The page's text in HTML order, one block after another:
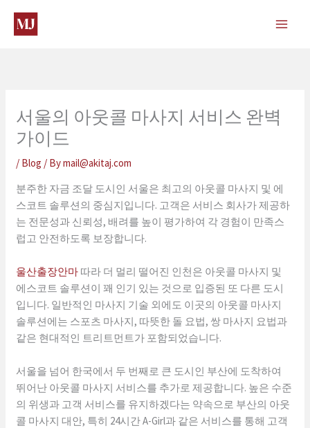
content
서울의 아웃콜 마사지 서비스 완벽
가이드
/ Blog / Bymail@akitaj.com
분주한 자금 조달 도시인 서울은 최고의 아웃콜 마사지 및 에
스코트 솔루션의 중심지입니다. 고객은 서비스 회사가 제공하
는 전문성과 신뢰성, 배려를 높이 평가하여 각 경험이 만족스
럽고 안전하도록 보장합니다.
울산출장안마 따라 더 멀리 떨어진 인천은 아웃콜 마사지 및
에스코트 솔루션이 꽤 인기 있는 것으로 입증된 또 다른 도시
입니다. 일반적인 마사지 기술 외에도 이곳의 아웃콜 마사지
솔루션에는 스포츠 마사지, 따뜻한 돌 요법, 쌍 마사지 요법과
같은 현대적인 트리트먼트가 포함되었습니다.
서울을 넘어 한국에서 두 번째로 큰 도시인 부산에 도착하여
뛰어난 아웃콜 마사지 서비스를 추가로 제공합니다. 높은 수준
의 위생과 고객 서비스를 유지하겠다는 약속으로 부산의 아웃
콜 마사지 대안, 특히 24시간 A-Girl과 같은 서비스를 통해 고객